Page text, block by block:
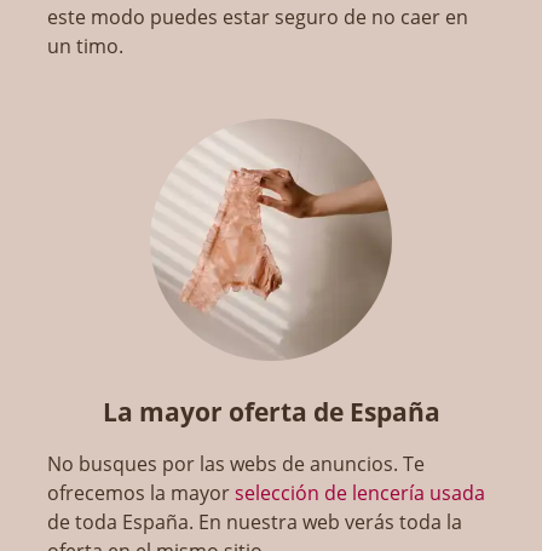
este modo puedes estar seguro de no caer en
un timo.
La mayor oferta de España
No busques por las webs de anuncios. Te
ofrecemos la mayorselección de lencería usada
de toda España. En nuestra web verás toda la